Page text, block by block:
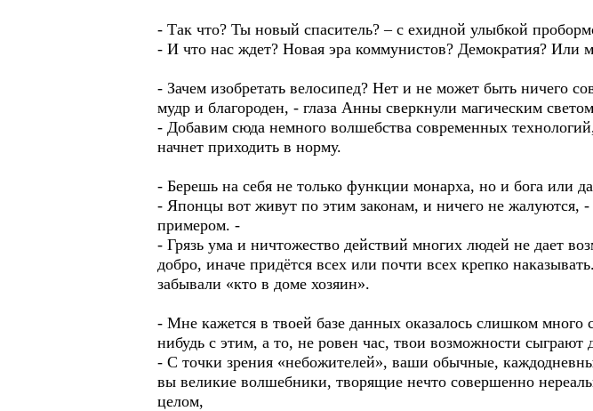
- Так что? Ты новый спаситель? – с ехидной улыбкой
- И что нас ждет? Новая эра коммунистов? Демократия? Или
- Зачем изобретать велосипед? Нет и не может быть ничего
мудр и благороден, - глаза Анны сверкнули магическим
- Добавим сюда немного волшебства современных
начнет приходить в норму.
- Берешь на себя не только функции монарха, но и бога или
- Японцы вот живут по этим законам, и ничего не
примером. -
- Грязь ума и ничтожество действий многих людей не дает
добро, иначе придётся всех или почти всех крепко
забывали «кто в доме хозяин».
- Мне кажется в твоей базе данных оказалось слишком
нибудь с этим, а то, не ровен час, твои возможности
- С точки зрения «небожителей», ваши обычные,
вы великие волшебники, творящие нечто совершенно
целом,